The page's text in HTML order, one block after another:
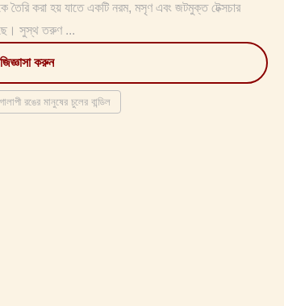
তৈরি করা হয় যাতে একটি নরম, মসৃণ এবং জটমুক্ত টেক্সচার
সুস্থ তরুণ ...
করুন
রঙের মানুষের চুলের বান্ডিল